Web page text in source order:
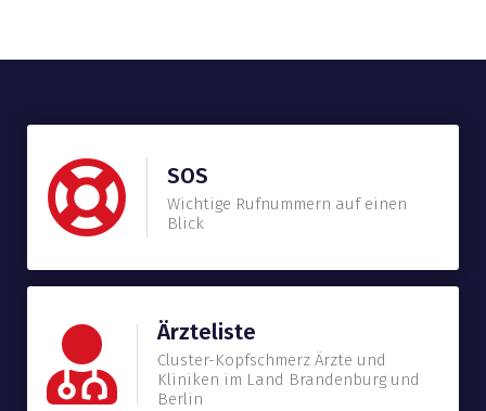
SOS
Wichtige Rufnummern auf einen
Blick
Ärzteliste
Cluster-Kopfschmerz Ärzte und
Kliniken im Land Brandenburg und
Berlin